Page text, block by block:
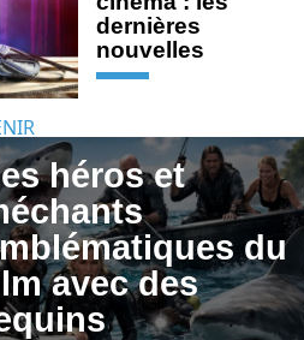
dernières
nouvelles
héros et
du
avec des